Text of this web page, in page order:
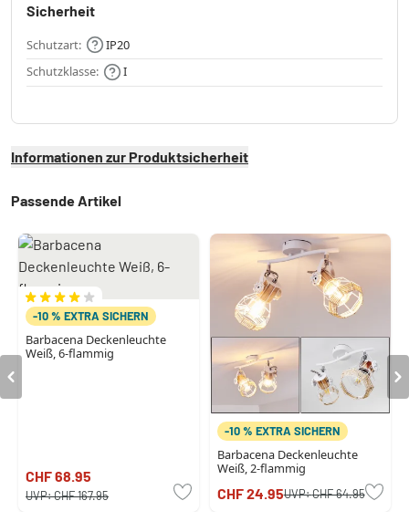
Sicherheit
Schutzart:
IP20
Schutzklasse:
I
Informationen zur Produktsicherheit
Passende Artikel
-10 % EXTRA SICHERN
Barbacena Deckenleuchte
Weiß, 6-flammig
CHF 68.95
UVP:CHF 167.95
-10 % EXTRA SICHERN
Barbacena Deckenleuchte
Weiß, 2-flammig
CHF 24.95UVP:CHF 64.95